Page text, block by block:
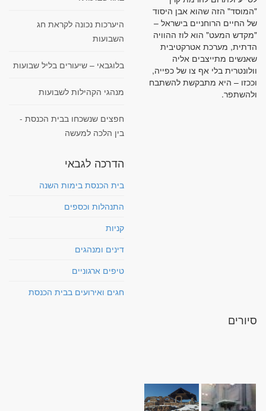
"המוסד" הזה שהוא אבן היסוד
של החיים הרוחניים בישראל –
"מקדש המעט" הוא לוז ההוויה
הדתית, מערכת אטרקטיבית
שאנשים מתייצבים אליה
וולונטרית בלי אף צו של כפייה,
וככזו – היא מתבקשת להשתבח
ולהשתפר.
היערכות נכונה לקראת חג
השבועות
בלוגבאי – שיעורים בליל שבועות
מנהגי הקהילות לשבועות
חפצים שנשכחו בבית הכנסת -
בין הלכה למעשה
הדרכה לגבאי
בית הכנסת בימות השנה
התנהלות וכספים
קניות
דינים ומנהגים
טיפים ארגוניים
חגים ואירועים בבית הכנסת
סיורים